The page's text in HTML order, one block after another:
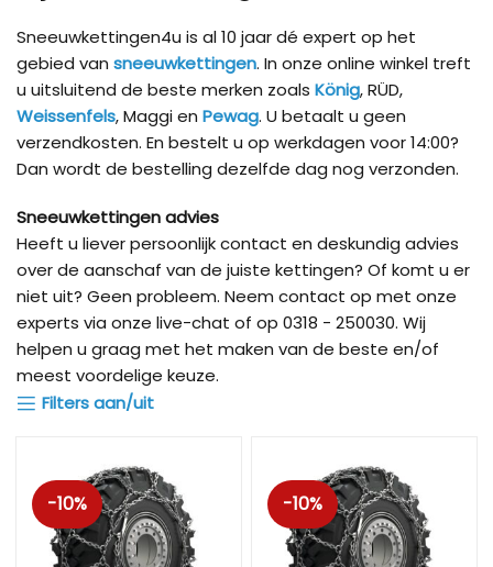
Sneeuwkettingen4u is al 10 jaar dé expert op het
gebied van sneeuwkettingen. In onze online winkel treft
u uitsluitend de beste merken zoals König, RÜD,
Weissenfels, Maggi en Pewag. U betaalt u geen
verzendkosten. En bestelt u op werkdagen voor 14:00?
Dan wordt de bestelling dezelfde dag nog verzonden.
Sneeuwkettingen advies
Heeft u liever persoonlijk contact en deskundig advies
over de aanschaf van de juiste kettingen? Of komt u er
niet uit? Geen probleem. Neem contact op met onze
experts via onze live-chat of op 0318 - 250030. Wij
helpen u graag met het maken van de beste en/of
meest voordelige keuze.
Filters aan/uit
-10% -10%